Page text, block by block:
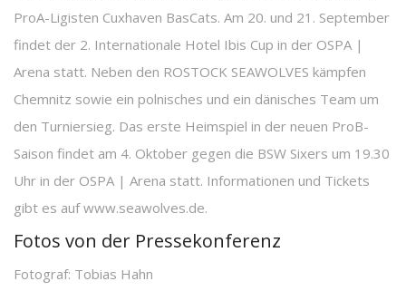
ProA-Ligisten Cuxhaven BasCats. Am 20. und 21. September
findet der 2. Internationale Hotel Ibis Cup in der OSPA |
Arena statt. Neben den ROSTOCK SEAWOLVES kämpfen
Chemnitz sowie ein polnisches und ein dänisches Team um
den Turniersieg. Das erste Heimspiel in der neuen ProB-
Saison findet am 4. Oktober gegen die BSW Sixers um 19.30
Uhr in der OSPA | Arena statt. Informationen und Tickets
gibt es auf www.seawolves.de.
Fotos von der Pressekonferenz
Fotograf: Tobias Hahn